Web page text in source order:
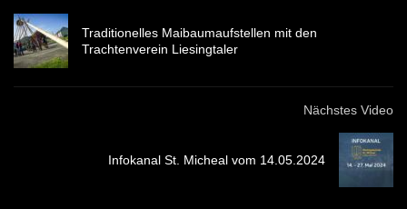
Traditionelles Maibaumaufstellen mit den
Trachtenverein Liesingtaler
Nächstes Video
Infokanal St. Micheal vom 14.05.2024